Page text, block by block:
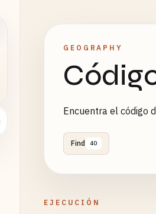
GEOGRAPHY
Encuentra el código
Find 40
EJECUCIÓN